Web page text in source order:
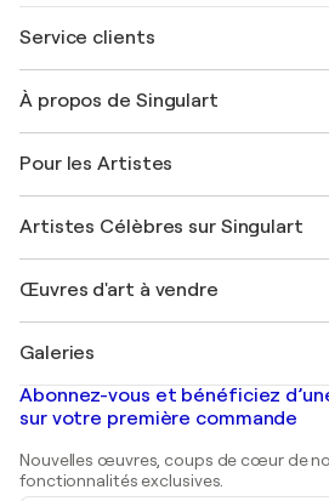
Service clients
Expédition
Offrir une carte cadeau
Rejoignez notre programme
Mon compte
+33 1 76 44 06 42
À propos de Singulart
FAQ
Magazine Singulart
Emplois
Découvrez une sélection d'art
Pour les Artistes
Se connecter en tant qu'Artiste
Artistes Célèbres sur Singulart
Marc Chagall
Banksy
Mr. Brainwash
Shepard Fairey
Œuvres d'art à vendre
Tableaux abstraits à vendre
Peintures de paysage
Estampes
Peintures acryliques
Galeries
Galeries d'art en France
Galeries d'art en Belgique
Abonnez-vous et bénéficiez
sur votre première commande
Nouvelles œuvres, coups de cœur de
fonctionnalités exclusives.